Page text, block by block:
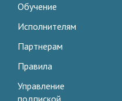
Обучение
Исполнителям
Партнерам
Правила
Управление